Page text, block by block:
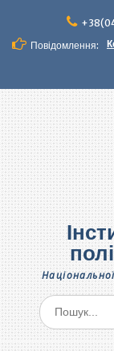
вмістуПовідомлення:
Шукати: